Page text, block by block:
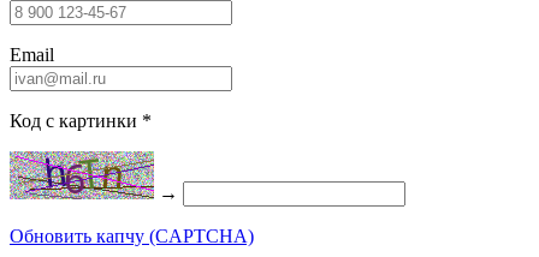
Email
Код с картинки *
→
Обновить капчу (CAPTCHA)